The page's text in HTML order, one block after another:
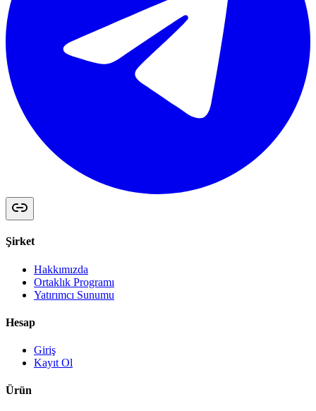
Şirket
Hakkımızda
Ortaklık Programı
Yatırımcı Sunumu
Hesap
Giriş
Kayıt Ol
Ürün